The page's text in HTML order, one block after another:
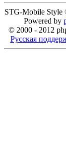
STG-Mobile Style
Powered by
© 2000 - 2012
Русская